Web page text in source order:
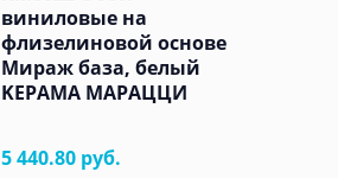
виниловые на
флизелиновой основе
Мираж база, белый
KЕРАМА МАРАЦЦИ
5 440.80 руб.